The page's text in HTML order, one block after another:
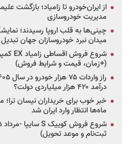
از ایران‌خودرو تا زامیاد؛ بازگشت
مدیریت خودروسازی
میدان نبرد خودروسازان جهان
(+زمان، قیمت و شرایط فروش)
درآمد ۴۲۰ هزار میلیاردی دولت؟
خبر خوب برای خریداران نیسان
ماه‌ها انتظار وارد ایران شد
ثبت‌نام و موعد تحویل)